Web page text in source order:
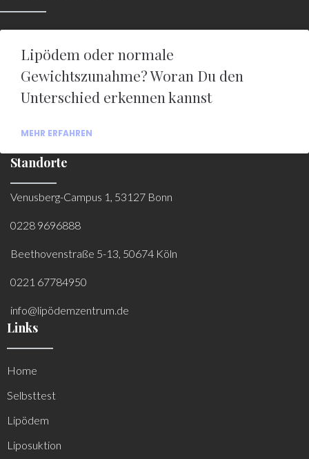
Lipödem oder normale
Gewichtszunahme? Woran Du den
Unterschied erkennen kannst
MEHR ERFAHREN
Standorte
Venusberg-Campus 1, 53127 Bonn
0228 9696888
Beethovenstraße 5-13, 50674 Köln
0221 67784950
info@lipödemzentrum.de
Links
Home
Selbsttest
Lipödem
Liposuktion